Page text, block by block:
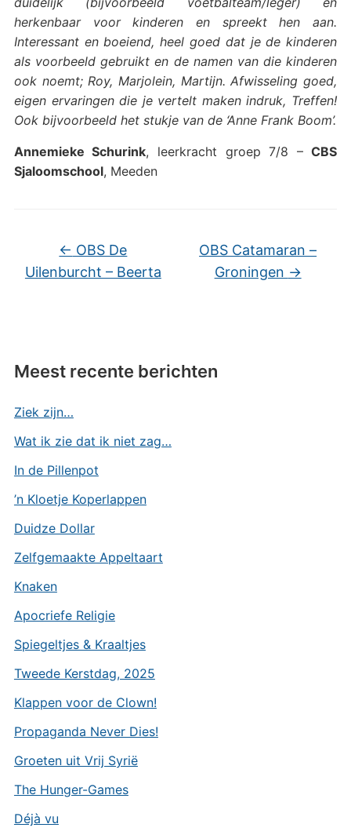
herkenbaar voor kinderen en spreekt hen aan.
Interessant en boeiend, heel goed dat je de kinderen
als voorbeeld gebruikt en de namen van die kinderen
ook noemt; Roy, Marjolein, Martijn. Afwisseling goed,
eigen ervaringen die je vertelt maken indruk, Treffen!
Ook bijvoorbeeld het stukje van de ‘Anne Frank Boom’.
Annemieke Schurink, leerkracht groep 7/8 –CBS
Sjaloomschool, Meeden
← OBS De
Uilenburcht – Beerta
OBS Catamaran –
Groningen →
Meest recente berichten
Ziek zijn…
Wat ik zie dat ik niet zag…
In de Pillenpot
’n Kloetje Koperlappen
Duidze Dollar
Zelfgemaakte Appeltaart
Knaken
Apocriefe Religie
Spiegeltjes & Kraaltjes
Tweede Kerstdag, 2025
Klappen voor de Clown!
Propaganda Never Dies!
Groeten uit Vrij Syrië
The Hunger-Games
Déjà vu